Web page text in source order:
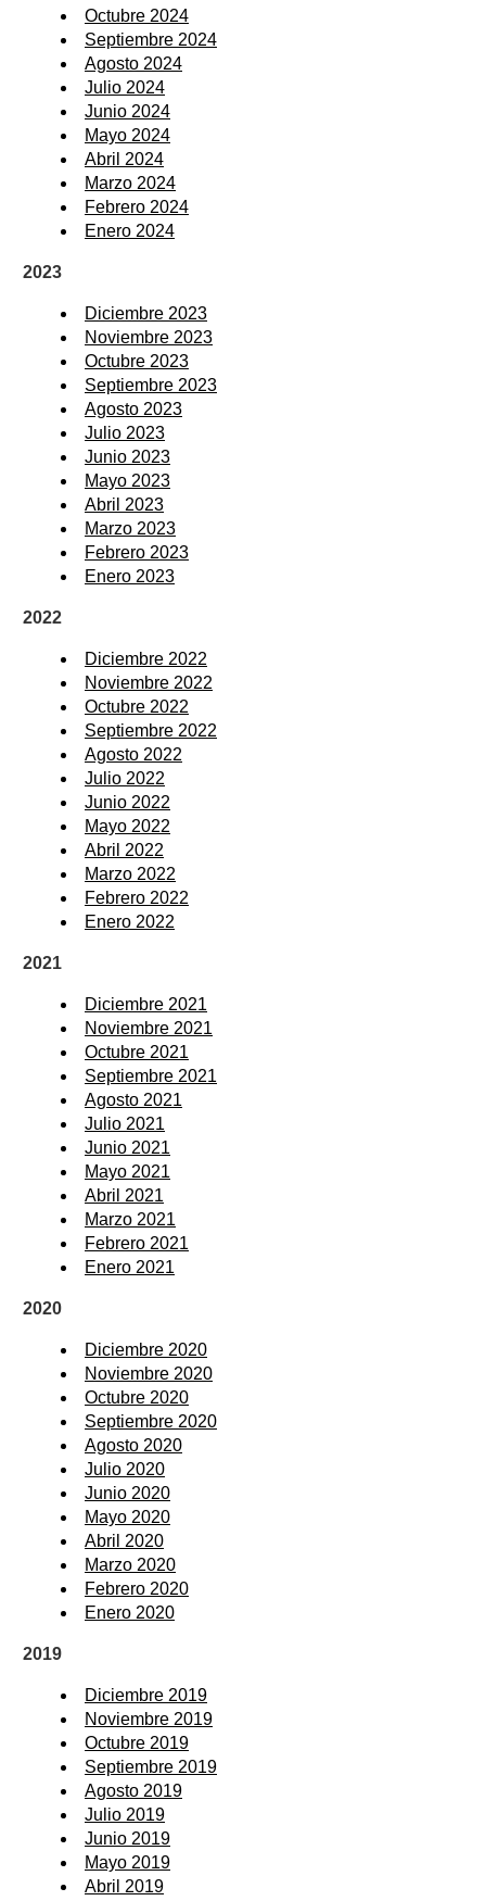
Octubre 2024
Septiembre 2024
Agosto 2024
Julio 2024
Junio 2024
Mayo 2024
Abril 2024
Marzo 2024
Febrero 2024
Enero 2024
2023
Diciembre 2023
Noviembre 2023
Octubre 2023
Septiembre 2023
Agosto 2023
Julio 2023
Junio 2023
Mayo 2023
Abril 2023
Marzo 2023
Febrero 2023
Enero 2023
2022
Diciembre 2022
Noviembre 2022
Octubre 2022
Septiembre 2022
Agosto 2022
Julio 2022
Junio 2022
Mayo 2022
Abril 2022
Marzo 2022
Febrero 2022
Enero 2022
2021
Diciembre 2021
Noviembre 2021
Octubre 2021
Septiembre 2021
Agosto 2021
Julio 2021
Junio 2021
Mayo 2021
Abril 2021
Marzo 2021
Febrero 2021
Enero 2021
2020
Diciembre 2020
Noviembre 2020
Octubre 2020
Septiembre 2020
Agosto 2020
Julio 2020
Junio 2020
Mayo 2020
Abril 2020
Marzo 2020
Febrero 2020
Enero 2020
2019
Diciembre 2019
Noviembre 2019
Octubre 2019
Septiembre 2019
Agosto 2019
Julio 2019
Junio 2019
Mayo 2019
Abril 2019